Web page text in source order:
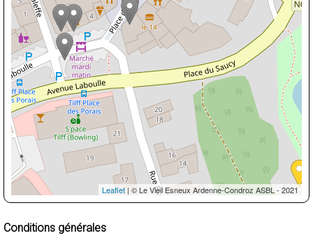
Leaflet | © Le Vieil Esneux Ardenne-Condroz ASBL - 2021
Conditions générales